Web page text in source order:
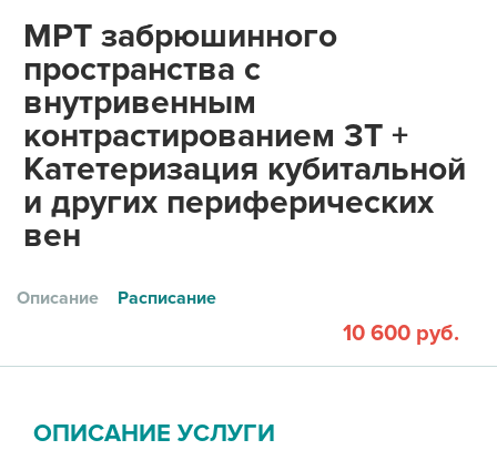
ПРАВОВАЯ ИНФОРМАЦИЯ
МРТ забрюшинного
пространства с
внутривенным
контрастированием 3Т +
Катетеризация кубитальной
и других периферических
вен
Описание Расписание
10 600 руб.
ОПИСАНИЕ УСЛУГИ